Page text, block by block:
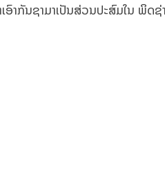
າກັນຊາມາເປັນສ່ວນປະສົມໃນ ພິດ